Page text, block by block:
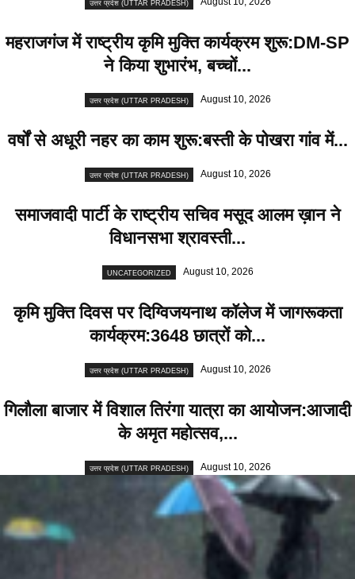
उत्तर प्रदेश (UTTAR PRADESH)
महराजगंज में राष्ट्रीय कृमि मुक्ति कार्यक्रम शुरू:DM-SP
ने किया शुभारंभ, बच्चों...
उत्तर प्रदेश (UTTAR PRADESH) August 10, 2026
वर्षों से अधूरी नहर का काम शुरू:बस्ती के पोखरा गांव में...
उत्तर प्रदेश (UTTAR PRADESH) August 10, 2026
समाजवादी पार्टी के राष्ट्रीय सचिव मसूद आलम ख़ान ने
विधानसभा श्रावस्ती...
UNCATEGORIZED August 10, 2026
कृमि मुक्ति दिवस पर दिग्विजयनाथ कॉलेज में जागरूकता
कार्यक्रम:3648 छात्रों को...
उत्तर प्रदेश (UTTAR PRADESH) August 10, 2026
गिलौला बाजार में विशाल तिरंगा यात्रा का आयोजन:आजादी
के अमृत महोत्सव,...
उत्तर प्रदेश (UTTAR PRADESH) August 10, 2026